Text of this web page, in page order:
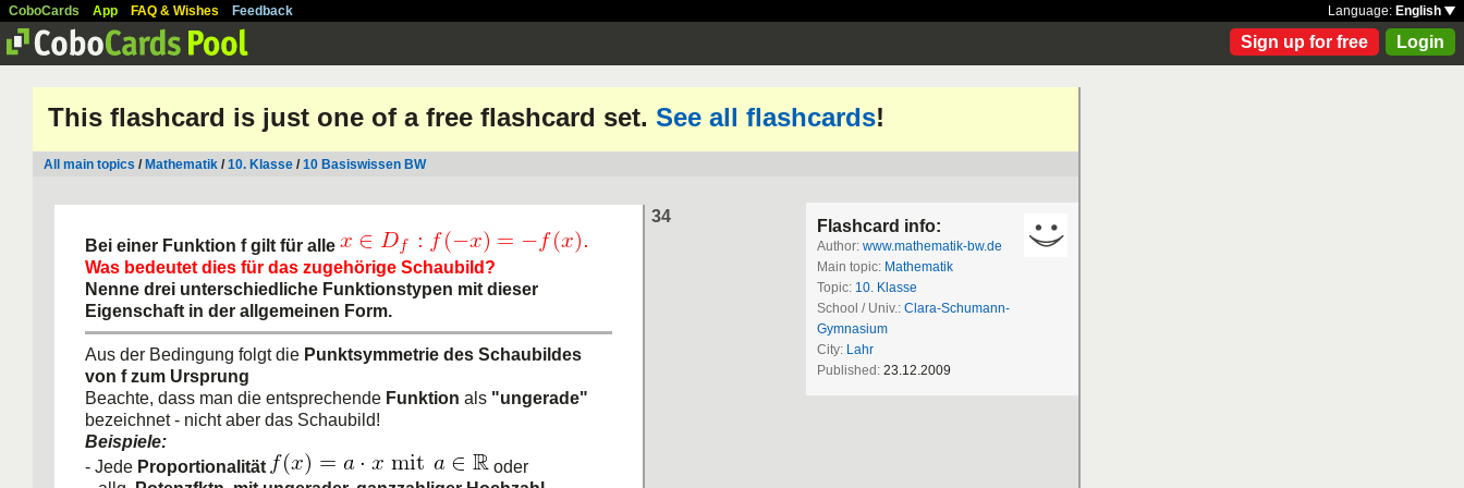
CoboCards App FAQ & Wishes Feedback Language: English
Sign up for free Login
This flashcard is just one of a free flashcard set. See all flashcards!
All main topics / Mathematik /10. Klasse /10 Basiswissen BW
34
Bei einer Funktion f gilt für alle
Was bedeutet dies für das zugehörige Schaubild?
Nenne drei unterschiedliche Funktionstypen mit dieser
Eigenschaft in der allgemeinen Form.
Aus der Bedingung folgt die Punktsym­me­trie des Schaubildes
von f zum Ur­sprung
Beachte, dass man die entsprechende Funktion als "ungerade"
bezeichnet - nicht aber das Schaubild!
Beispiele:
- Jede Proportionalität
oder
Flashcard info:
Author: www.mathematik-bw.de
Main topic: Mathematik
Topic: 10. Klasse
School / Univ.: Clara-Schumann-
Gymnasium
City: Lahr
Published: 23.12.2009